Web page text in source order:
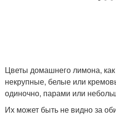
Цветы домашнего лимона,
некрупные, белые или
одиночно, парами или
Их может быть не видно за